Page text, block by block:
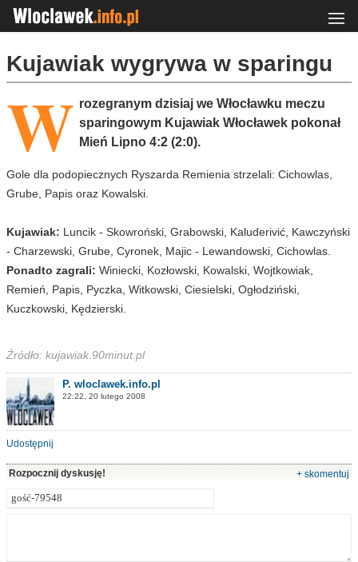
Kujawiak wygrywa w sparingu
W rozegranym dzisiaj we Włocławku meczu
sparingowym Kujawiak Włocławek pokonał
Mień Lipno 4:2 (2:0).
Gole dla podopiecznych Ryszarda Remienia strzelali: Cichowlas,
Grube, Papis oraz Kowalski.
Kujawiak: Luncik - Skowroński, Grabowski, Kaluderivić, Kawczyński
- Charzewski, Grube, Cyronek, Majic - Lewandowski, Cichowlas.
Ponadto zagrali: Winiecki, Kozłowski, Kowalski, Wojtkowiak,
Remień, Papis, Pyczka, Witkowski, Ciesielski, Ogłodziński,
Kuczkowski, Kędzierski.
Źródło: kujawiak.90minut.pl
P. wloclawek.info.pl
22:22, 20 lutego 2008
Udostępnij
Rozpocznij dyskusję! + skomentuj